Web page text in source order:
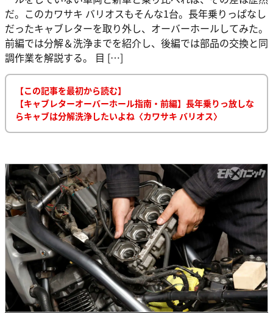
だ。このカワサキ バリオスもそんな1台。長年乗りっぱなし
だったキャブレターを取り外し、オーバーホールしてみた。
前編では分解＆洗浄までを紹介し、後編では部品の交換と同
調作業を解説する。 目 […]
【この記事を最初から読む】
【キャブレターオーバーホール指南・前編】長年乗りっ放しな
らキャブは分解洗浄したいよね〈カワサキ バリオス〉